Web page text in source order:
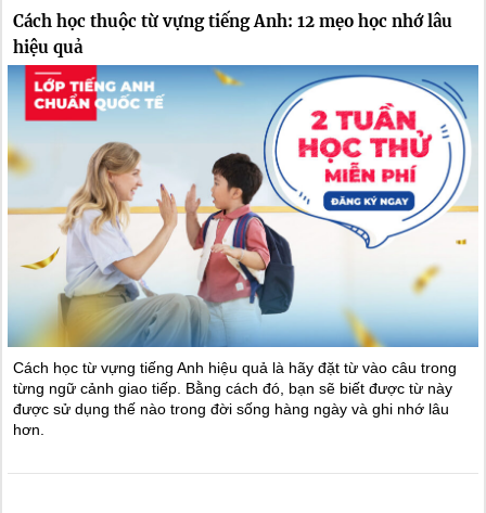
Cách học thuộc từ vựng tiếng Anh: 12 mẹo học nhớ lâu
hiệu quả
Cách học từ vựng tiếng Anh hiệu quả là hãy đặt từ vào câu trong
từng ngữ cảnh giao tiếp. Bằng cách đó, bạn sẽ biết được từ này
được sử dụng thế nào trong đời sống hàng ngày và ghi nhớ lâu
hơn.